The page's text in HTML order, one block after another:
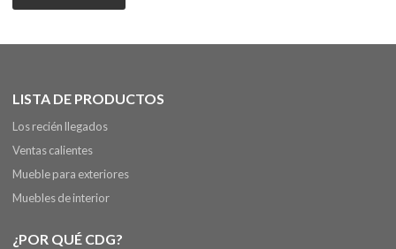
LISTA DE PRODUCTOS
Los recién llegados
Ventas calientes
Mueble para exteriores
Muebles de interior
¿POR QUÉ CDG?